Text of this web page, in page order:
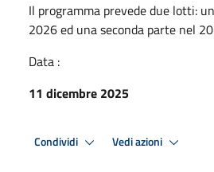
Il programma prevede due lotti:
2026 ed una seconda parte nel
Data :
11 dicembre 2025
Condividi Vedi azioni